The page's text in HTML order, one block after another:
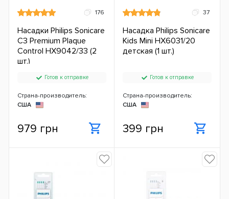
176
Насадки Philips Sonicare
C3 Premium Plaque
Control HX9042/33 (2
шт.)
Готов к отправке
Страна-производитель:
США
979 грн
37
Насадка Philips Sonicare
Kids Mini HX6031/20
детская (1 шт.)
Готов к отправке
Страна-производитель:
США
399 грн